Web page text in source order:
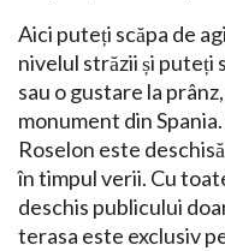
Aici puteți scăpa de
nivelul străzii și puteți
sau o gustare la
monument din
Roselon este
în timpul verii. Cu
deschis publicului
terasa este exclusiv